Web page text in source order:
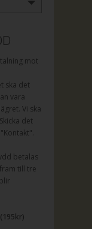
mot
ska det
vara
Vi ska
det
betalas
till tre
195kr)